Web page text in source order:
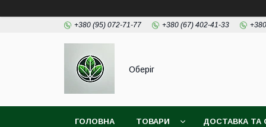
+380 (95) 072-71-77 +380 (67) 402-41-33
Оберіг
ГОЛОВНА ТОВАРИ ДОСТАВКА ТА